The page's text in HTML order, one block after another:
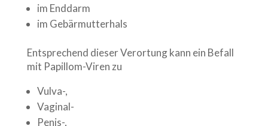
im Enddarm
im Gebärmutterhals
Entsprechend dieser Verortung kann ein Befall
mit Papillom-Viren zu
Vulva-,
Vaginal-
Penis-,